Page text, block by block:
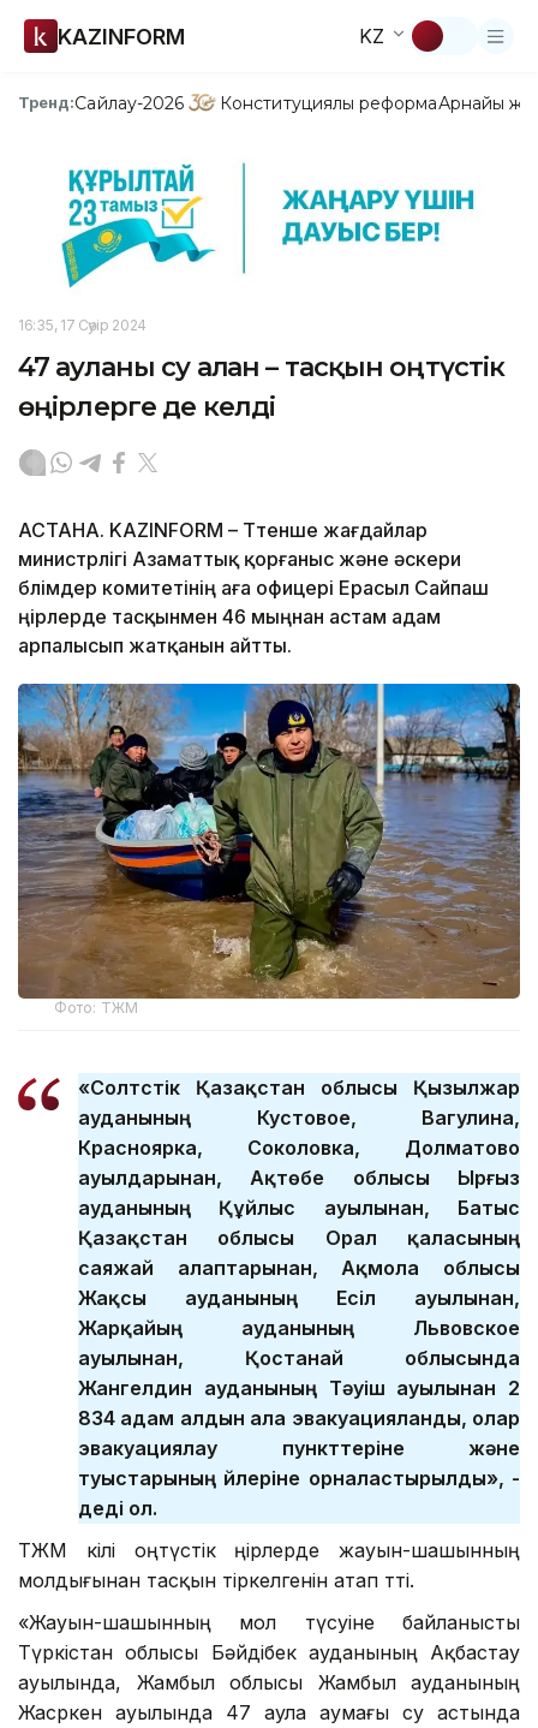
KAZINFORM KZ
Тренд:Сайлау-2026 Конституциялық реформаАрнайы
16:35, 17 Сәуір 2024
47 ауланы су алған – тасқын оңтүстік
өңірлерге де келді
АСТАНА. KAZINFORM – Төтенше жағдайлар
министрлігі Азаматтық қорғаныс және әскери
бөлімдер комитетінің аға офицері Ерасыл Сайпаш
өңірлерде тасқынмен 46 мыңнан астам адам
арпалысып жатқанын айтты.
Фото: ТЖМ
«Солтүстік Қазақстан облысы Қызылжар
ауданының Кустовое, Вагулина,
Красноярка, Соколовка, Долматово
ауылдарынан, Ақтөбе облысы Ырғыз
ауданының Құйлыс ауылынан, Батыс
Қазақстан облысы Орал қаласының
саяжай алаптарынан, Ақмола облысы
Жақсы ауданының Есіл ауылынан,
Жарқайың ауданының Львовское
ауылынан, Қостанай облысында
Жангелдин ауданының Тәуіш ауылынан 2
834 адам алдын ала эвакуацияланды, олар
эвакуациялау пункттеріне және
туыстарының үйлеріне орналастырылды», -
деді ол.
ТЖМ өкілі оңтүстік өңірлерде жауын-шашынның
молдығынан тасқын тіркелгенін атап өтті.
«Жауын-шашынның мол түсуіне байланысты
Түркістан облысы Бәйдібек ауданының Ақбастау
ауылында, Жамбыл облысы Жамбыл ауданының
Жасөркен ауылында 47 аула аумағы су астында